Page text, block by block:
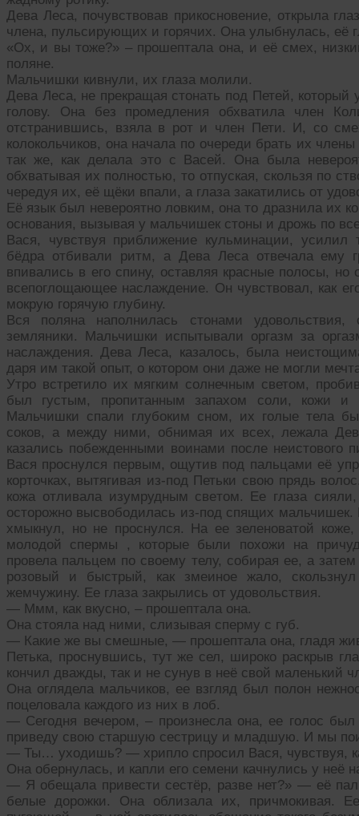
Дева Леса, почувствовав прикосновение, открыла
члена, пульсирующих и горячих. Она улыбнулась, её
«Ох, и вы тоже?» – прошептала она, и её смех,
поляне.
Мальчишки кивнули, их глаза молили.
Дева Леса, не прекращая стонать под Петей,
голову. Она без промедления обхватила член
отстранившись, взяла в рот и член Пети. И, со
колокольчиков, она начала по очереди брать их
так же, как делала это с Васей. Она была
обхватывая их полностью, то отпуская, скользя по
чередуя их, её щёки впали, а глаза закатились от
Её язык был невероятно ловким, она то дразнила их
основания, вызывая у мальчишек стоны и дрожь по
Вася, чувствуя приближение кульминации,
бёдра отбивали ритм, а Дева Леса отвечала ему
впивались в его спину, оставляя красные полосы,
всепоглощающее наслаждение. Он чувствовал, как
мокрую горячую глубину.
Вся поляна наполнилась стонами
земляники. Мальчишки испытывали оргазм за
наслаждения. Дева Леса, казалось, была
даря им такой опыт, о котором они даже не могли
Утро встретило их мягким солнечным светом,
был густым, пропитанным запахом соли, кожи и
Мальчишки спали глубоким сном, их голые тела
соков, а между ними, обнимая их всех, лежала
казались побежденными воинами после неистового
Вася проснулся первым, ощутив под пальцами её
корточках, вытягивая из-под Петьки свою прядь
кожа отливала изумрудным светом. Ее глаза
осторожно высвободилась из-под спящих
хмыкнул, но не проснулся. На ее зеленоватой
молодой спермы , которые были похожи на
провела пальцем по своему телу, собирая ее, а
розовый и быстрый, как змеиное жало,
жемчужину. Ее глаза закрылись от удовольствия.
— Ммм, как вкусно, – прошептала она.
Она стояла над ними, слизывая сперму с губ.
— Какие же вы смешные, — прошептала она, гладя
Петька, проснувшись, тут же сел, широко раскрыв
кончил дважды, так и не сунув в неё свой маленький
Она оглядела мальчиков, ее взгляд был полон
поцеловала каждого из них в лоб.
— Сегодня вечером, – произнесла она, ее голос
приведу свою старшую сестрицу и младшую. И мы
— Ты… уходишь? — хрипло спросил Вася, чувствуя,
Она обернулась, и капли его семени качнулись у неё
— Я обещала привести сестёр, разве нет?» — её
белые дорожки. Она облизала их, причмокивая.